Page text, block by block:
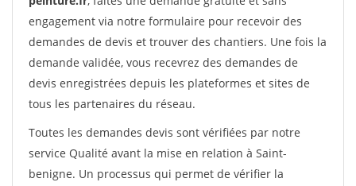
engagement via notre formulaire pour recevoir des
demandes de devis et trouver des chantiers. Une fois la
demande validée, vous recevrez des demandes de
devis enregistrées depuis les plateformes et sites de
tous les partenaires du réseau.
Toutes les demandes devis sont vérifiées par notre
service Qualité avant la mise en relation à Saint-
benigne. Un processus qui permet de vérifier la